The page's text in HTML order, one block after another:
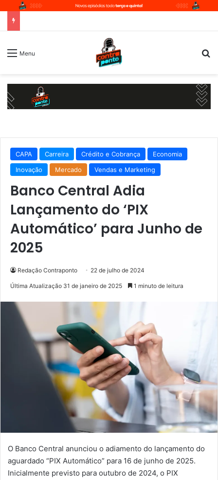
Menu
CAPA Carreira Crédito e Cobrança
Economia
Inovação
Mercado Vendas e Marketing
Banco Central Adia
Lançamento do ‘PIX
Automático’ para Junho de
2025
Redação Contraponto 22 de julho de 2024
Última Atualização 31 de janeiro de 2025 1 minuto de leitura
O Banco Central anunciou o adiamento do lançamento do
aguardado “PIX Automático” para 16 de junho de 2025.
Inicialmente previsto para outubro de 2024, o PIX